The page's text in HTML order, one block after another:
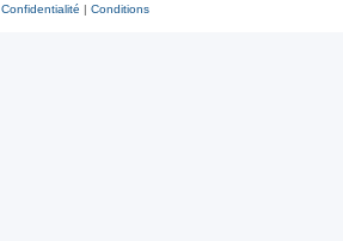
Confidentialité | Conditions